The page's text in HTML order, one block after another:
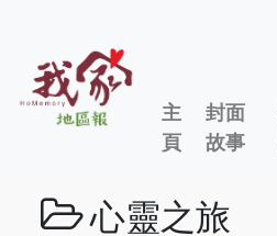
主
頁
封面
故事
心靈之旅